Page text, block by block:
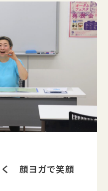
く 顔ヨガで笑顔